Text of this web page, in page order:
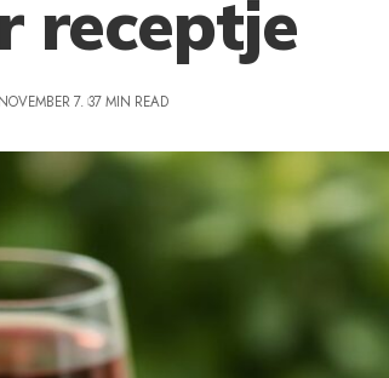
receptje
7. 37 MIN READ